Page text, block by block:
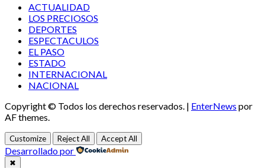
ACTUALIDAD
LOS PRECIOSOS
DEPORTES
ESPECTACULOS
EL PASO
ESTADO
INTERNACIONAL
NACIONAL
Copyright © Todos los derechos reservados. | EnterNews por
AF themes.
Customize Reject All Accept All
Desarrollado por
✖